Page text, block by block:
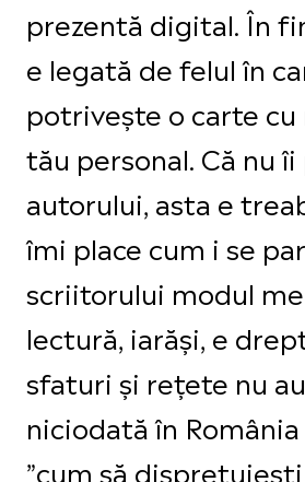
prezentă digital. În
e legată de felul în
potrivește o carte
tău personal. Că nu îi
autorului, asta e
îmi place cum i se
scriitorului modul
lectură, iarăși, e
sfaturi și rețete nu
niciodată în
”cum să